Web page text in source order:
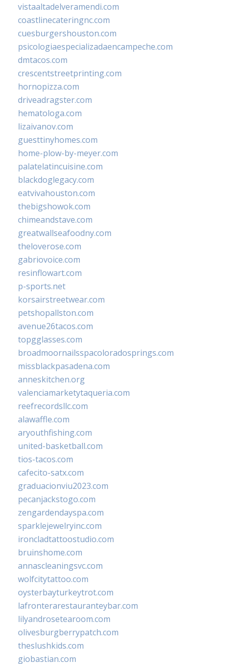
vistaaltadelveramendi.com
coastlinecateringnc.com
cuesburgershouston.com
psicologiaespecializadaencampeche.com
dmtacos.com
crescentstreetprinting.com
hornopizza.com
driveadragster.com
hematologa.com
lizaivanov.com
guesttinyhomes.com
home-plow-by-meyer.com
palatelatincuisine.com
blackdoglegacy.com
eatvivahouston.com
thebigshowok.com
chimeandstave.com
greatwallseafoodny.com
theloverose.com
gabriovoice.com
resinflowart.com
p-sports.net
korsairstreetwear.com
petshopallston.com
avenue26tacos.com
topgglasses.com
broadmoornailsspacoloradosprings.com
missblackpasadena.com
anneskitchen.org
valenciamarketytaqueria.com
reefrecordsllc.com
alawaffle.com
aryouthfishing.com
united-basketball.com
tios-tacos.com
cafecito-satx.com
graduacionviu2023.com
pecanjackstogo.com
zengardendayspa.com
sparklejewelryinc.com
ironcladtattoostudio.com
bruinshome.com
annascleaningsvc.com
wolfcitytattoo.com
oysterbayturkeytrot.com
lafronterarestauranteybar.com
lilyandrosetearoom.com
olivesburgberrypatch.com
theslushkids.com
giobastian.com